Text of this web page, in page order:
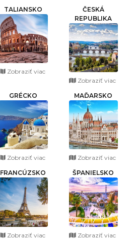
TALIANSKO
Zobraziť viac
ČESKÁ
REPUBLIKA
Zobraziť viac
GRÉCKO
Zobraziť viac
MAĎARSKO
Zobraziť viac
FRANCÚZSKO
Zobraziť viac
ŠPANIELSKO
Zobraziť viac